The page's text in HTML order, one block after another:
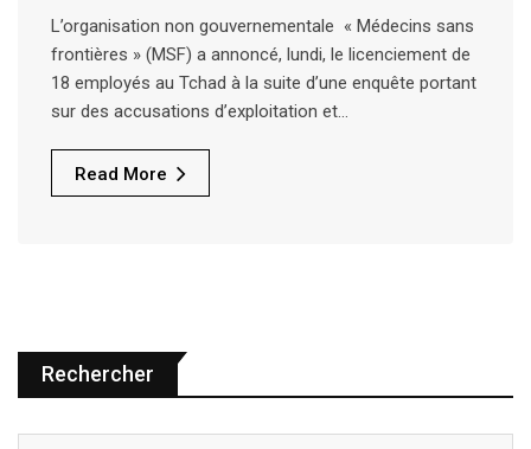
L’organisation non gouvernementale « Médecins sans
frontières » (MSF) a annoncé, lundi, le licenciement de
18 employés au Tchad à la suite d’une enquête portant
sur des accusations d’exploitation et…
Read More
Rechercher